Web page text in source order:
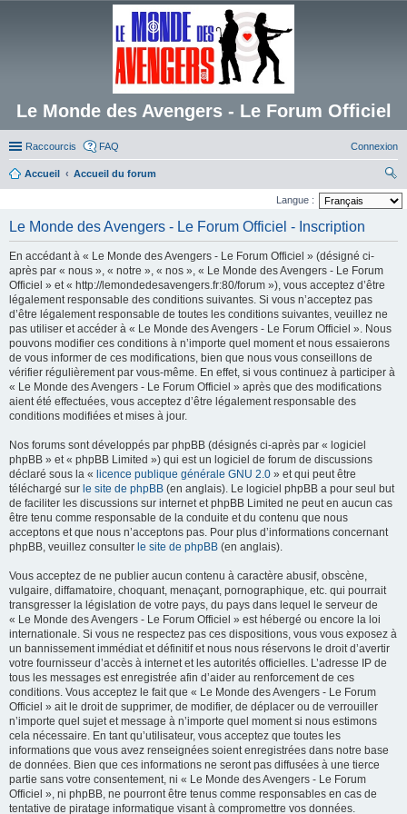
Le Monde des Avengers - Le Forum Officiel
Raccourcis FAQ Connexion
Accueil
Accueil du forum
ec
ch
Langue :
Le Monde des Avengers - Le Forum Officiel - Inscription
En accédant à « Le Monde des Avengers - Le Forum Officiel » (désigné ci-
après par « nous », « notre », « nos », « Le Monde des Avengers - Le Forum
Officiel » et « http://lemondedesavengers.fr:80/forum »), vous acceptez d’être
légalement responsable des conditions suivantes. Si vous n’acceptez pas
d’être légalement responsable de toutes les conditions suivantes, veuillez ne
pas utiliser et accéder à « Le Monde des Avengers - Le Forum Officiel ». Nous
pouvons modifier ces conditions à n’importe quel moment et nous essaierons
de vous informer de ces modifications, bien que nous vous conseillons de
vérifier régulièrement par vous-même. En effet, si vous continuez à participer à
« Le Monde des Avengers - Le Forum Officiel » après que des modifications
aient été effectuées, vous acceptez d’être légalement responsable des
conditions modifiées et mises à jour.
Nos forums sont développés par phpBB (désignés ci-après par « logiciel
phpBB » et « phpBB Limited ») qui est un logiciel de forum de discussions
déclaré sous la « licence publique générale GNU 2.0 » et qui peut être
téléchargé sur le site de phpBB (en anglais). Le logiciel phpBB a pour seul but
de faciliter les discussions sur internet et phpBB Limited ne peut en aucun cas
être tenu comme responsable de la conduite et du contenu que nous
acceptons et que nous n’acceptons pas. Pour plus d’informations concernant
phpBB, veuillez consulter le site de phpBB (en anglais).
Vous acceptez de ne publier aucun contenu à caractère abusif, obscène,
vulgaire, diffamatoire, choquant, menaçant, pornographique, etc. qui pourrait
transgresser la législation de votre pays, du pays dans lequel le serveur de
« Le Monde des Avengers - Le Forum Officiel » est hébergé ou encore la loi
internationale. Si vous ne respectez pas ces dispositions, vous vous exposez à
un bannissement immédiat et définitif et nous nous réservons le droit d’avertir
votre fournisseur d’accès à internet et les autorités officielles. L’adresse IP de
tous les messages est enregistrée afin d’aider au renforcement de ces
conditions. Vous acceptez le fait que « Le Monde des Avengers - Le Forum
Officiel » ait le droit de supprimer, de modifier, de déplacer ou de verrouiller
n’importe quel sujet et message à n’importe quel moment si nous estimons
cela nécessaire. En tant qu’utilisateur, vous acceptez que toutes les
informations que vous avez renseignées soient enregistrées dans notre base
de données. Bien que ces informations ne seront pas diffusées à une tierce
partie sans votre consentement, ni « Le Monde des Avengers - Le Forum
Officiel », ni phpBB, ne pourront être tenus comme responsables en cas de
tentative de piratage informatique visant à compromettre vos données.